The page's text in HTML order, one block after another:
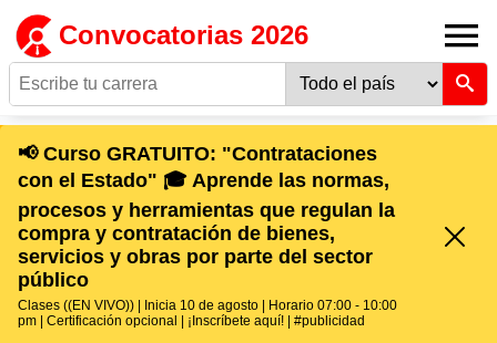
Convocatorias 2026
📢 Curso GRATUITO: "Contrataciones
con el Estado" 🎓 Aprende las normas,
procesos y herramientas que regulan la
compra y contratación de bienes,
servicios y obras por parte del sector
público
Clases ((EN VIVO)) | Inicia 10 de agosto | Horario 07:00 - 10:00
pm | Certificación opcional | ¡Inscríbete aquí! | #publicidad